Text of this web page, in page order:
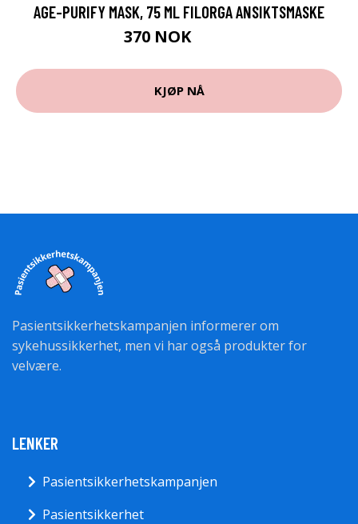
AGE-PURIFY MASK, 75 ML FILORGA ANSIKTSMASKE
370 NOK
KJØP NÅ
Pasientsikkerhetskampanjen informerer om
sykehussikkerhet, men vi har også produkter for
velvære.
LENKER
Pasientsikkerhetskampanjen
Pasientsikkerhet